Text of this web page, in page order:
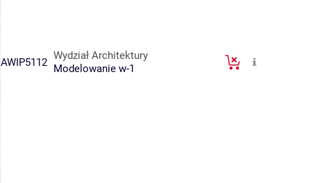
AWIP5112
Wydział Architektury
Modelowanie w-1